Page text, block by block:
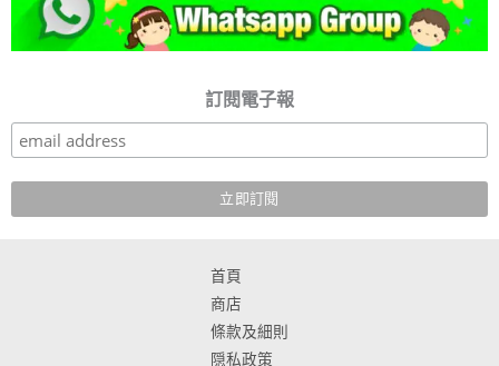
訂閱電子報
首頁
商店
條款及細則
隠私政策